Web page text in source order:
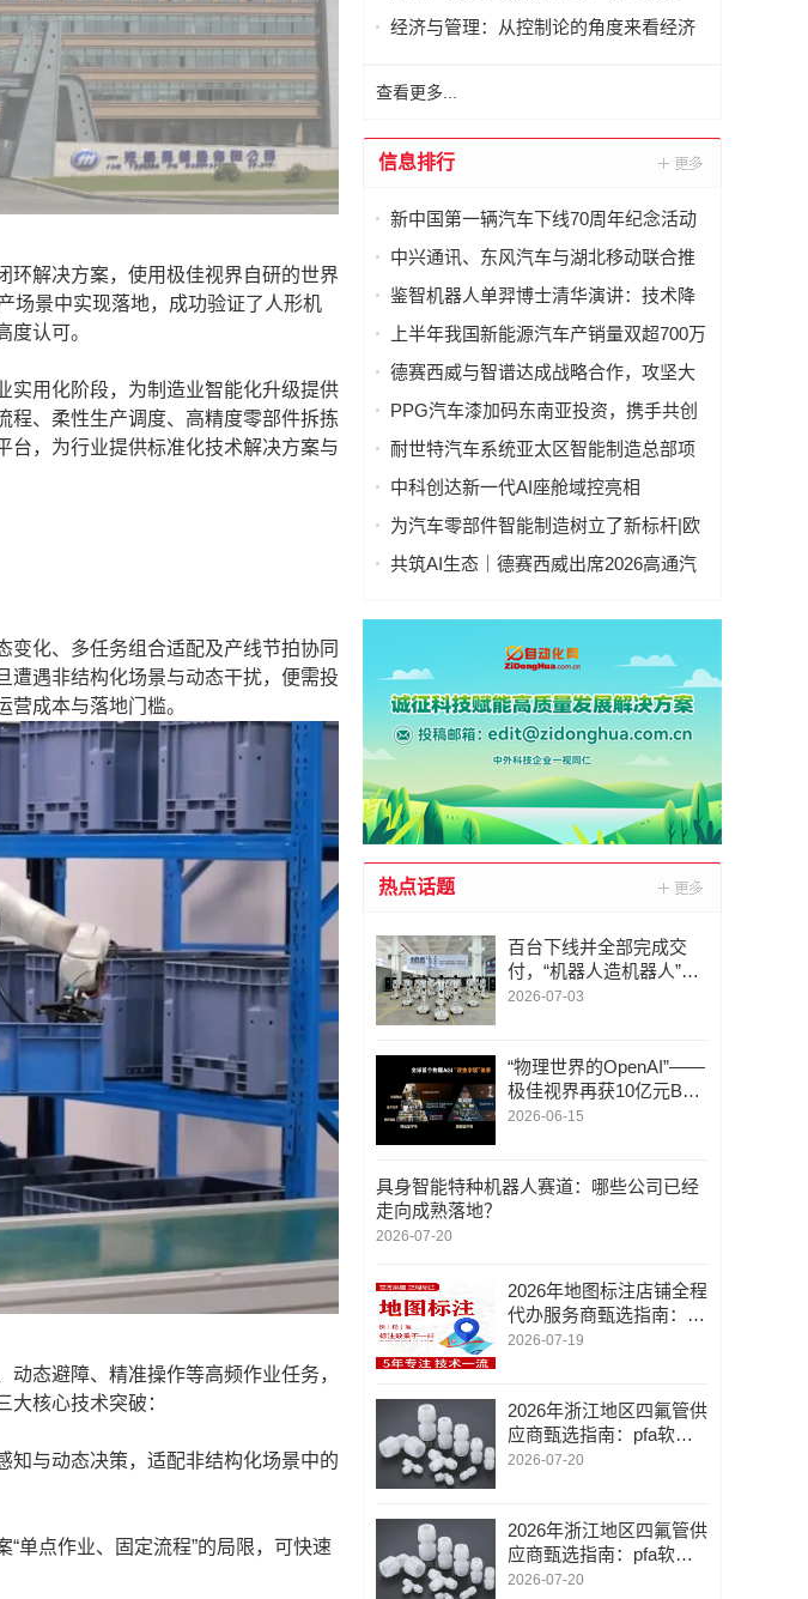
解决方案，使用极佳视界自研的世界
场景中实现落地，成功验证了人形机
认可。
用化阶段，为制造业智能化升级提供
程、柔性生产调度、高精度零部件拆拣
台，为行业提供标准化技术解决方案与
化、多任务组合适配及产线节拍协同
遭遇非结构化场景与动态干扰，便需投
成本与落地门槛。
态避障、精准操作等高频作业任务，
核心技术突破：
与动态决策，适配非结构化场景中的
点作业、固定流程”的局限，可快速
经济与管理：从控制论的角度来看经济
查看更多...
信息排行
新中国第一辆汽车下线70周年纪念活动
举行
中兴通讯、东风汽车与湖北移动联合推
出AiCube汽车设计一体机
鉴智机器人单羿博士清华演讲：技术降
本、科技平权，助力车企打造繁荣的
上半年我国新能源汽车产销量双超700万
辆
德赛西威与智谱达成战略合作，攻坚大
模型上车“最后一公里”
PPG汽车漆加码东南亚投资，携手共创
可持续发展未来
耐世特汽车系统亚太区智能制造总部项
目在苏州工业园区正式奠基
中科创达新一代AI座舱域控亮相
CES2026，以全栈能力引领智能座舱变
为汽车零部件智能制造树立了新标杆|欧
姆龙与博格华纳深化智能制造合作
共筑AI生态｜德赛西威出席2026高通汽
热点话题
百台下线并全部完成交
付，“机器人造机器人”计
划启动，极佳视界开启物
2026-07-03
“物理世界的OpenAI”——
极佳视界再获10亿元B2
轮融资，持续领跑世界模
2026-06-15
具身智能特种机器人赛道：哪些公司已经
走向成熟落地？
2026-07-20
2026年地图标注店铺全程
代办服务商甄选指南：深
圳市金智云软件联系/地
2026-07-19
2026年浙江地区四氟管供
应商甄选指南：pfa软管
接头/ptfe聚四氟管/技术实
2026-07-20
2026年浙江地区四氟管供
应商甄选指南：pfa软管
接头/ptfe聚四氟管/技术实
2026-07-20